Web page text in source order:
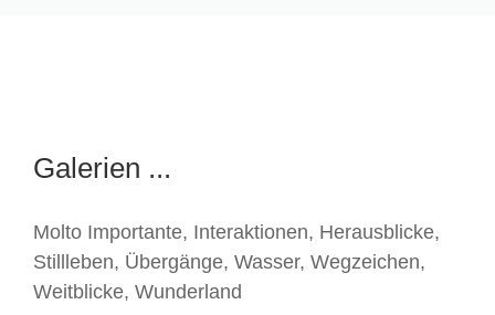
Galerien ...
Molto Importante, Interaktionen, Herausblicke,
Stillleben, Übergänge, Wasser, Wegzeichen,
Weitblicke, Wunderland